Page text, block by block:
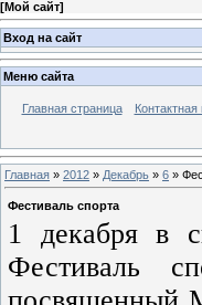
[Мой сайт]
Вход на сайт
Меню сайта
Главная страница
Главная » 2012 » Декабрь » 6 »
Фестиваль спорта
1 декабря в
Фестиваль